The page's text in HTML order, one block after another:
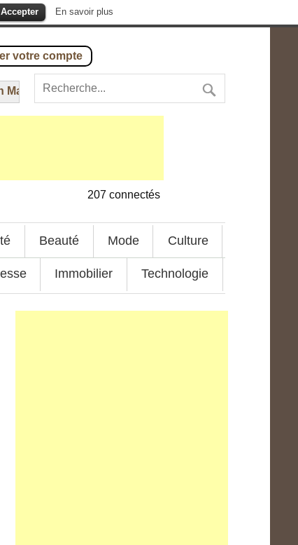
Accepter En savoir plus
votre compte
16 août 2016 Hôpital – Yémen : un
207 connectés
Beauté Mode Culture
Immobilier Technologie